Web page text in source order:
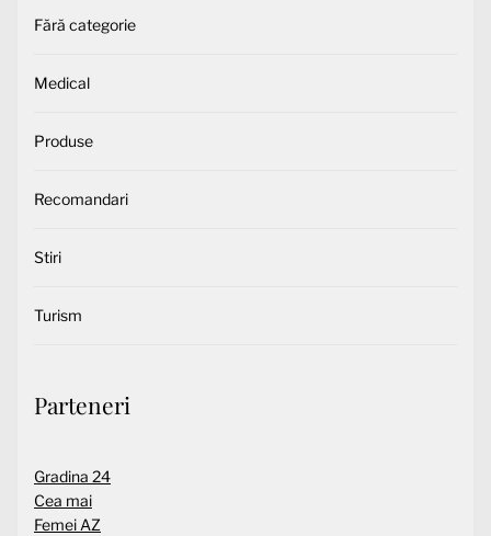
Fără categorie
Medical
Produse
Recomandari
Stiri
Turism
Parteneri
Gradina 24
Cea mai
Femei AZ